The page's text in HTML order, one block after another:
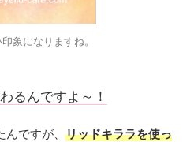
象になりますね。
るんですよ～！
ですが、 リッドキララを使っ